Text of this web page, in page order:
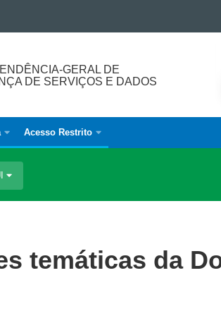
GERAL DE
DE SERVIÇOS E DADOS
Acesso Restrito
temáticas da